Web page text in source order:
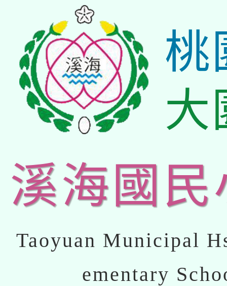
桃
大
溪海國民
Taoyuan Municipal
ementary